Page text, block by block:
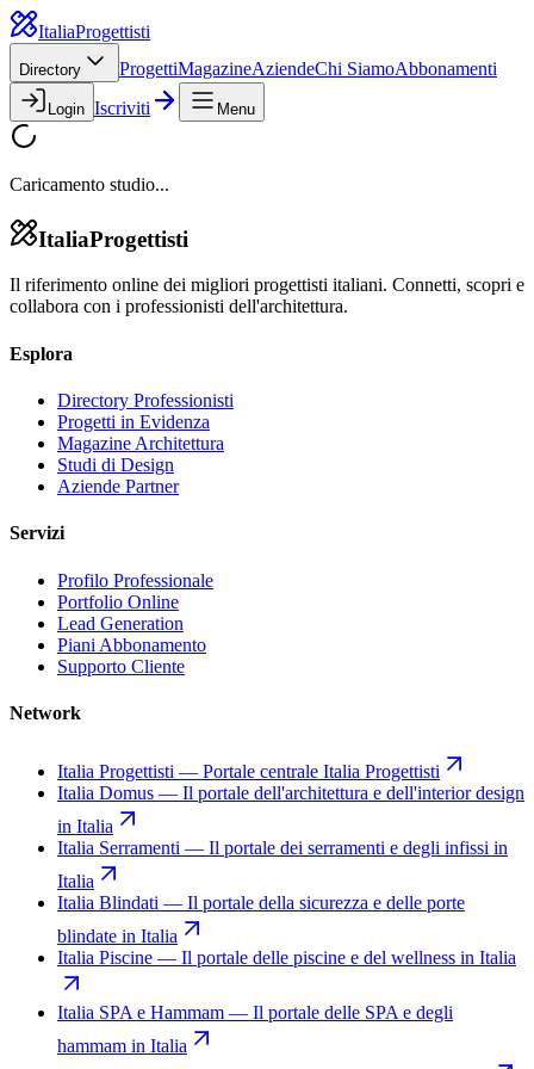
ItaliaProgettisti
Directory ProgettiMagazineAziendeChi SiamoAbbonamenti
Login Iscriviti Menu
Caricamento studio...
ItaliaProgettisti
Il riferimento online dei migliori progettisti italiani. Connetti, scopri e
collabora con i professionisti dell'architettura.
Esplora
Directory Professionisti
Progetti in Evidenza
Magazine Architettura
Studi di Design
Aziende Partner
Servizi
Profilo Professionale
Portfolio Online
Lead Generation
Piani Abbonamento
Supporto Cliente
Network
Italia Progettisti — Portale centrale Italia Progettisti
Italia Domus — Il portale dell'architettura e dell'interior design
in Italia
Italia Serramenti — Il portale dei serramenti e degli infissi in
Italia
Italia Blindati — Il portale della sicurezza e delle porte
blindate in Italia
Italia Piscine — Il portale delle piscine e del wellness in Italia
Italia SPA e Hammam — Il portale delle SPA e degli
hammam in Italia